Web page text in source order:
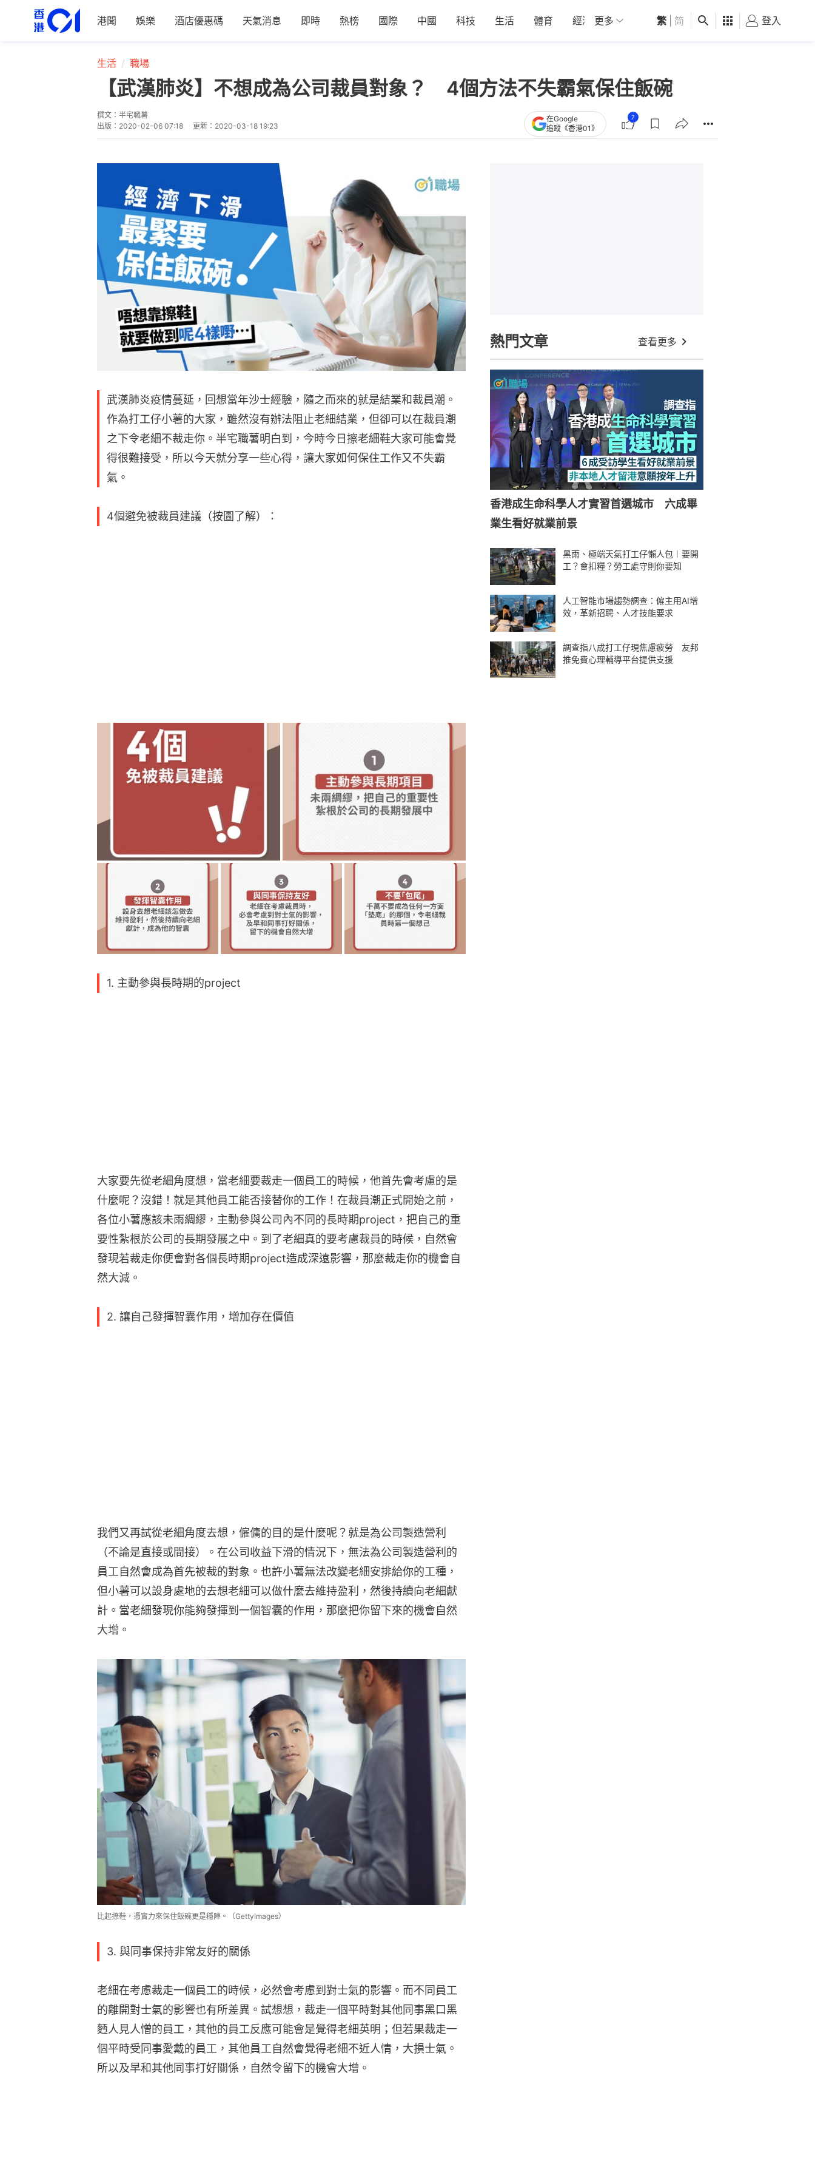
港聞 娛樂 酒店優惠碼 天氣消息 即時 熱榜 國際 中國 科技 生活 體育 經濟 01深圳 觀點 健康 好食玩飛
更多 繁 简 登入
生活 職場
【武漢肺炎】不想成為公司裁員對象？ 4個方法不失霸氣保住飯碗
撰文： 半宅職薯
出版： 2020-02-06 07:18 更新： 2020-03-18 19:23
在Google
追蹤《香港01》
7
武漢肺炎疫情蔓延，回想當年沙士經驗，隨之而來的就是結業和裁員潮。
作為打工仔小薯的大家，雖然沒有辦法阻止老細結業，但卻可以在裁員潮
之下令老細不裁走你。半宅職薯明白到，今時今日擦老細鞋大家可能會覺
得很難接受，所以今天就分享一些心得，讓大家如何保住工作又不失霸
氣。
4個避免被裁員建議（按圖了解）：
1. 主動參與長時期的project
大家要先從老細角度想，當老細要裁走一個員工的時候，他首先會考慮的是
什麼呢？沒錯！就是其他員工能否接替你的工作！在裁員潮正式開始之前，
各位小薯應該未雨綢繆，主動參與公司內不同的長時期project，把自己的重
要性紮根於公司的長期發展之中。到了老細真的要考慮裁員的時候，自然會
發現若裁走你便會對各個長時期project造成深遠影響，那麼裁走你的機會自
然大減。
2. 讓自己發揮智囊作用，增加存在價值
我們又再試從老細角度去想，僱傭的目的是什麼呢？就是為公司製造營利
（不論是直接或間接）。在公司收益下滑的情況下，無法為公司製造營利的
員工自然會成為首先被裁的對象。也許小薯無法改變老細安排給你的工種，
但小薯可以設身處地的去想老細可以做什麼去維持盈利，然後持續向老細獻
計。當老細發現你能夠發揮到一個智囊的作用，那麼把你留下來的機會自然
大增。
比起摖鞋，憑實力來保住飯碗更是穩陣。（GettyImages）
3. 與同事保持非常友好的關係
老細在考慮裁走一個員工的時候，必然會考慮到對士氣的影響。而不同員工
的離開對士氣的影響也有所差異。試想想，裁走一個平時對其他同事黑口黑
麪人見人憎的員工，其他的員工反應可能會是覺得老細英明；但若果裁走一
個平時受同事愛戴的員工，其他員工自然會覺得老細不近人情，大損士氣。
所以及早和其他同事打好關係，自然令留下的機會大增。
熱門文章 查看更多
香港成生命科學人才實習首選城市 六成畢
業生看好就業前景
黑雨、極端天氣打工仔懶人包︱要開
工？會扣糧？勞工處守則你要知
人工智能市場趨勢調查：僱主用AI增
效，革新招聘、人才技能要求
調查指八成打工仔現焦慮疲勞 友邦
推免費心理輔導平台提供支援